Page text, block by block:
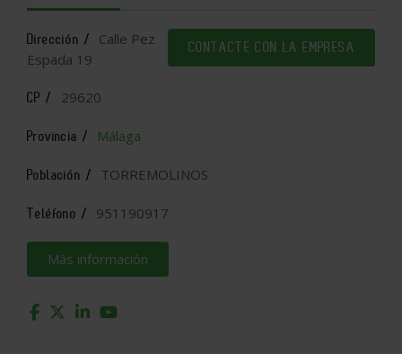
CONTACTE CON LA EMPRESA
Dirección /
Calle Pez
Espada 19
CP / 29620
Provincia / Málaga
Población / TORREMOLINOS
Teléfono / 951190917
Más información